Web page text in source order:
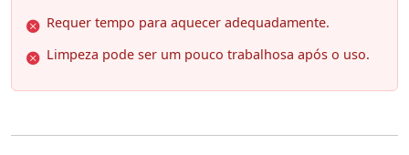
Requer tempo para aquecer adequadamente.
Limpeza pode ser um pouco trabalhosa após o uso.